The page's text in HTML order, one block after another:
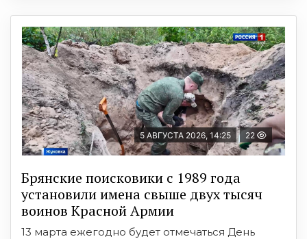
5 АВГУСТА 2026, 14:25 22
Брянские поисковики с 1989 года
установили имена свыше двух тысяч
воинов Красной Армии
13 марта ежегодно будет отмечаться День